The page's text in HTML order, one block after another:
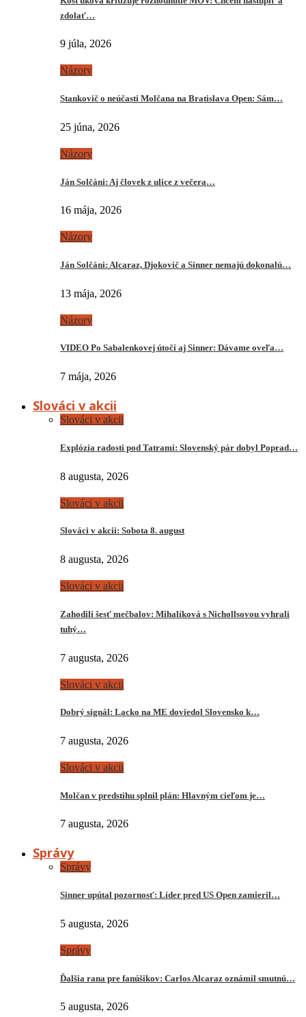
zdolať…
9 júla, 2026
Názory
Stankovič o neúčasti Molčana na Bratislava Open: Sám…
25 júna, 2026
Názory
Ján Solčáni: Aj človek z ulice z večera…
16 mája, 2026
Názory
Ján Solčáni: Alcaraz, Djokovič a Sinner nemajú dokonalú…
13 mája, 2026
Názory
VIDEO Po Sabalenkovej útočí aj Sinner: Dávame oveľa…
7 mája, 2026
Slováci v akcii
Slováci v akcii
Explózia radosti pod Tatrami: Slovenský pár dobyl Poprad…
8 augusta, 2026
Slováci v akcii
Slováci v akcii: Sobota 8. august
8 augusta, 2026
Slováci v akcii
Zahodili šesť mečbalov: Mihalíková s Nichollsovou vyhrali
tuhý…
7 augusta, 2026
Slováci v akcii
Dobrý signál: Lacko na ME doviedol Slovensko k…
7 augusta, 2026
Slováci v akcii
Molčan v predstihu splnil plán: Hlavným cieľom je…
7 augusta, 2026
Správy
Správy
Sinner upútal pozornosť: Líder pred US Open zamieril…
5 augusta, 2026
Správy
Ďalšia rana pre fanúšikov: Carlos Alcaraz oznámil smutnú…
5 augusta, 2026